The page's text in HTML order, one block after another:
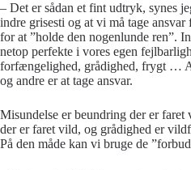
– Det er sådan et fint udtryk, synes
indre grisesti og at vi må tage
for at ”holde den nogenlunde ren”.
netop perfekte i vores egen
forfængelighed, grådighed, frygt …
og andre er at tage ansvar.
Misundelse er beundring der er
der er faret vild, og grådighed er
På den måde kan vi bruge de